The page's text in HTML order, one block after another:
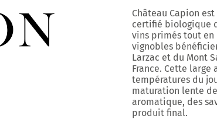
Château Capion
certifié biologique
vins primés tout en
vignobles
Larzac et du Mont
France. Cette
températures du
maturation lente
aromatique, des
produit final.